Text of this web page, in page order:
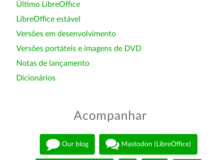
Último LibreOffice
LibreOffice estável
Versões em desenvolvimento
Versões portáteis e imagens de DVD
Notas de lançamento
Dicionários
Acompanhar
Our blog Mastodon (LibreOffice)